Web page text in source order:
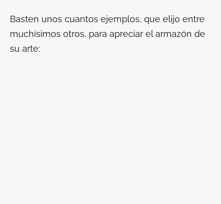
Basten unos cuantos ejemplos, que elijo entre
muchísimos otros, para apreciar el armazón de
su arte: